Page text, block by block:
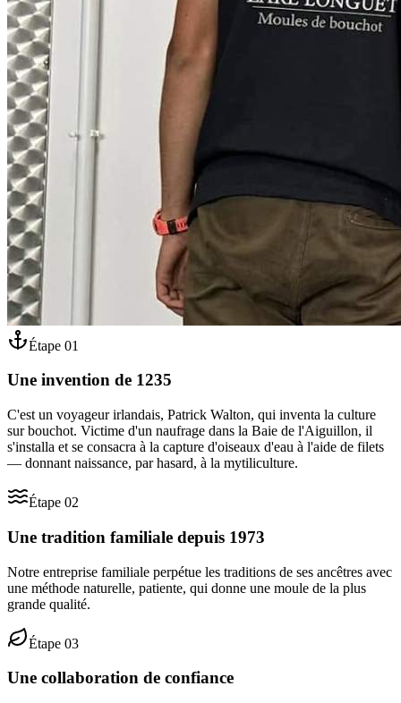
Étape 01
Une invention de 1235
C'est un voyageur irlandais, Patrick Walton, qui inventa la culture
sur bouchot. Victime d'un naufrage dans la Baie de l'Aiguillon, il
s'installa et se consacra à la capture d'oiseaux d'eau à l'aide de filets
— donnant naissance, par hasard, à la mytiliculture.
Étape 02
Une tradition familiale depuis 1973
Notre entreprise familiale perpétue les traditions de ses ancêtres avec
une méthode naturelle, patiente, qui donne une moule de la plus
grande qualité.
Étape 03
Une collaboration de confiance